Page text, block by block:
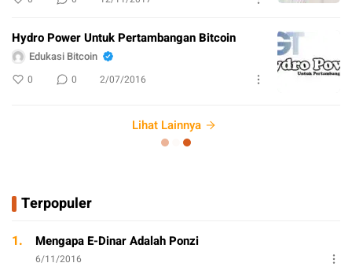
Hydro Power Untuk Pertambangan Bitcoin
Edukasi Bitcoin
0 0 2/07/2016
Lihat Lainnya
Terpopuler
1. Mengapa E-Dinar Adalah Ponzi
6/11/2016